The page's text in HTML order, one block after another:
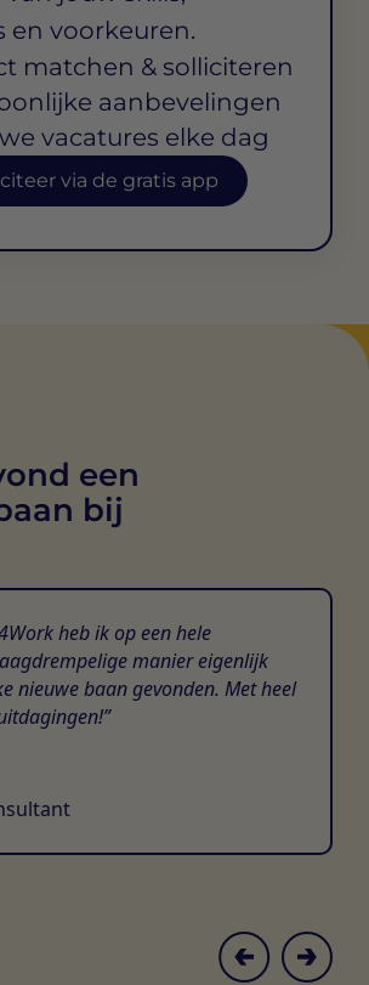
en voorkeuren.
matchen & solliciteren
aanbevelingen
vacatures elke dag
via de gratis app
een
bij
heb ik op een hele
manier eigenlijk
nieuwe baan gevonden. Met heel